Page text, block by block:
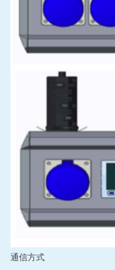
通信方式